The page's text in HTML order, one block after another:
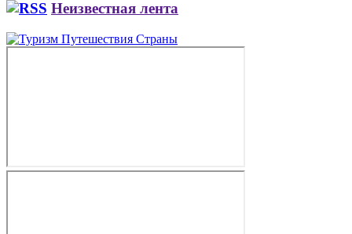
Неизвестная лента